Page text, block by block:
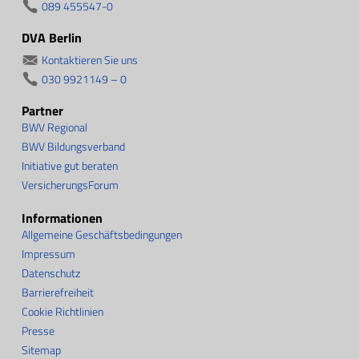
089 455547-0
DVA Berlin
Kontaktieren Sie uns
030 9921149 – 0
Informationen
Allgemeine Geschäftsbedingungen
Impressum
Datenschutz
Barrierefreiheit
Cookie Richtlinien
Presse
Sitemap
Partner
BWV Regional
BWV Bildungsverband
Initiative gut beraten
VersicherungsForum